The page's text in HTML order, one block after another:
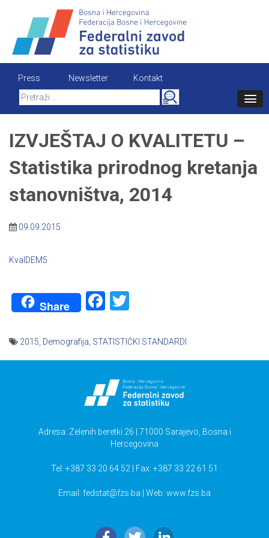
content
Press Newsletter
Kontakt
Search
for:
IZVJEŠTAJ O KVALITETU –
Statistika prirodnog kretanja
stanovništva, 2014
09.09.2015
KvalDEM5
Share Facebook
2015 Demografija STATISTIČKI STANDARDI
Adresa: Zelenih beretki 26 | 71000 Sarajevo, Bosna i
Hercegovina
Tel: +387 33 20 64 52 | Fax: +387 33 22 61 51
Email: fedstat@fzs.ba | Web: www.fzs.ba